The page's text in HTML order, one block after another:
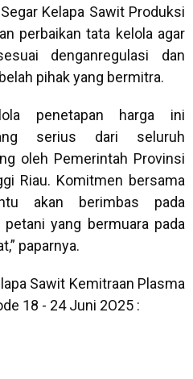
Kelapa Sawit Produksi
perbaikan tata kelola agar
denganregulasi dan
pihak yang bermitra.
penetapan harga ini
serius dari seluruh
oleh Pemerintah Provinsi
Riau. Komitmen bersama
akan berimbas pada
yang bermuara pada
paparnya.
Sawit Kemitraan Plasma
18 - 24 Juni 2O25 :